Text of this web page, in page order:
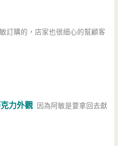
訂購的，店家也很細心的幫顧客
力外觀 因為阿敏是要拿回去獻